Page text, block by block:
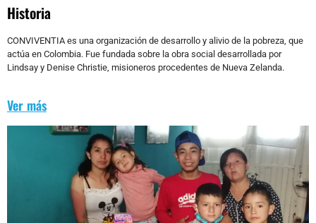
Historia
CONVIVENTIA es una organización de desarrollo y alivio de la pobreza, que
actúa en Colombia. Fue fundada sobre la obra social desarrollada por
Lindsay y Denise Christie, misioneros procedentes de Nueva Zelanda.
Ver más